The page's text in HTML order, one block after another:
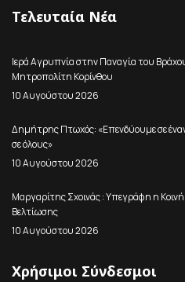
Τελευταία Νέα
Ιερά Αγρυπνία στην Παναγία του
Μητροπολίτη Κορίνθου
10 Αυγούστου 2026
Δημήτρης Πτωχός: «Επενδύουμε σε
σε όλους»
10 Αυγούστου 2026
Μαργαρίτης Σχοινάς : Υπεγράφη η
Βελτίωσης
10 Αυγούστου 2026
Χρήσιμοι Σύνδεσμοι